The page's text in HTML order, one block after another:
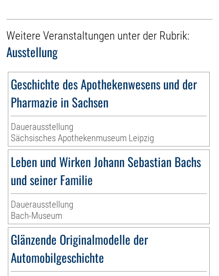
Weitere Veranstaltungen unter der Rubrik:
Ausstellung
Geschichte des Apothekenwesens und der
Pharmazie in Sachsen
Dauerausstellung
Sächsisches Apothekenmuseum Leipzig
Leben und Wirken Johann Sebastian Bachs
und seiner Familie
Dauerausstellung
Bach-Museum
Glänzende Originalmodelle der
Automobilgeschichte